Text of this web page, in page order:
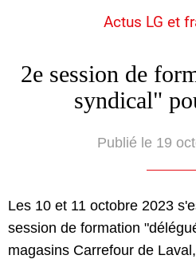
Actus LG et
2e session de
syndical"
Publié le 19
Les 10 et 11 octobre 2023
session de formation
magasins Carrefour de